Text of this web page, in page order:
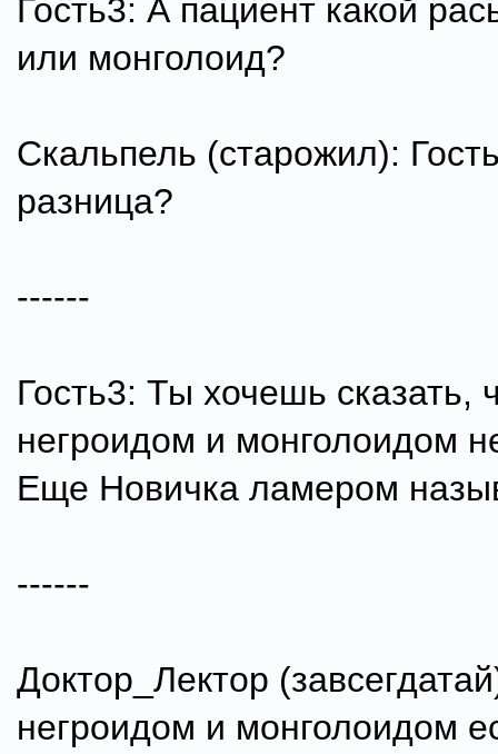
Гость3: А пациент какой
или монголоид?
Скальпель (старожил):
разница?
------
Гость3: Ты хочешь сказать,
негроидом и монголоидом
Еще Новичка ламером
------
Доктор_Лектор
негроидом и монголоидом